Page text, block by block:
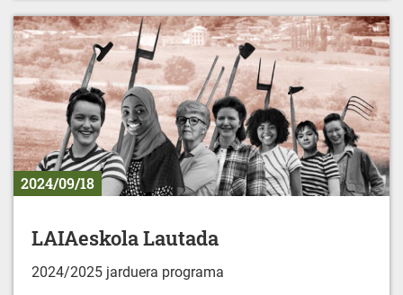
2024/09/18
LAIAeskola Lautada
2024/2025 jarduera programa